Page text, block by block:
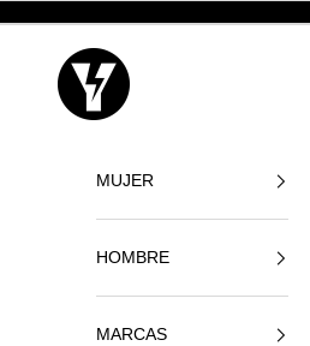
Yellowshop
MUJER
HOMBRE
MARCAS